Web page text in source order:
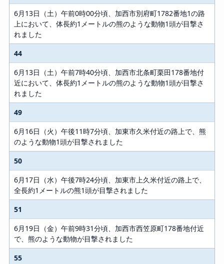
6月13日（土）午前0時00分頃、加西市別府町1782番地1の路
上において、体長約1メートルの熊のような動物1頭が目撃さ
れました
44
6月13日（土）午前7時40分頃、加西市北条町栗田178番地付
近において、体長約1メートルの熊のような動物1頭が目撃さ
れました
49
6月16日（火）午後11時7分頃、加東市久米付近の路上で、熊
のような動物1頭が目撃されました
50
6月17日（水）午後7時24分頃、加東市上久米付近の路上で、
全長約1メートルの熊1頭が目撃されました
51
6月19日（金）午前9時31分頃、加西市西笠原町178番地付近
で、熊のような動物が目撃されました
55